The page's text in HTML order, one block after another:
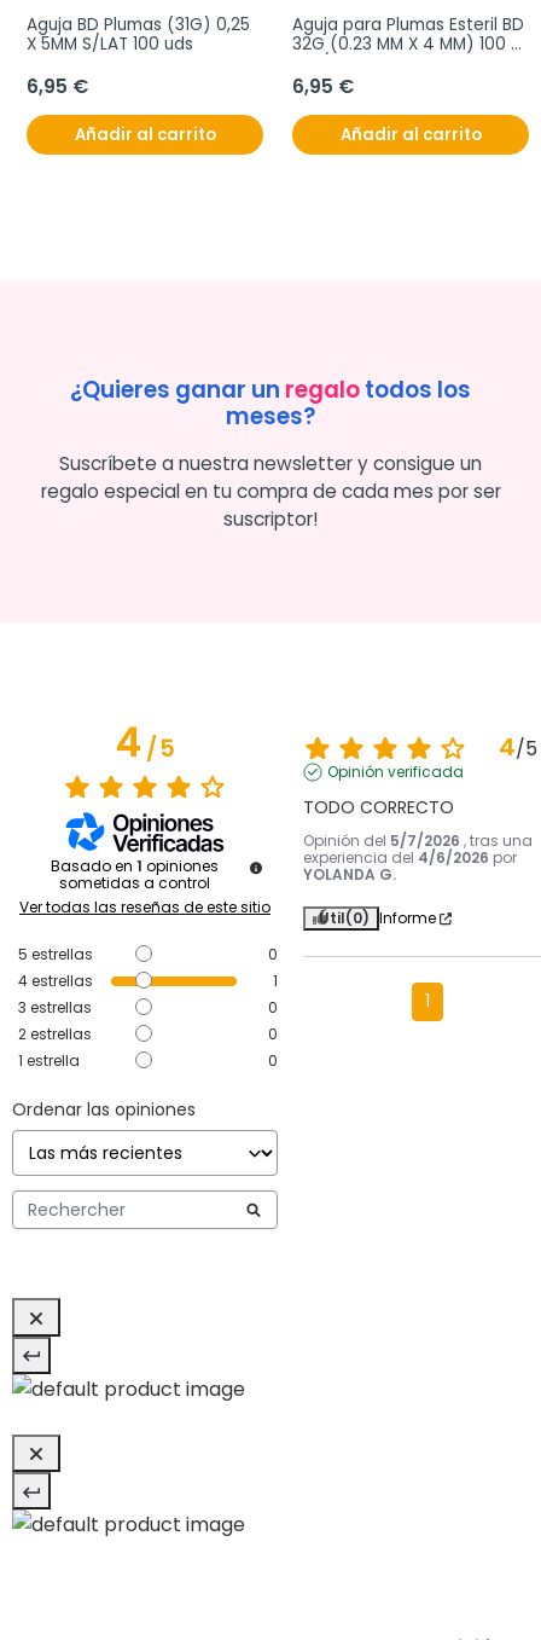
Aguja BD Plumas (31G) 0,25
X 5MM S/LAT 100 uds
6,95 €
Añadir al carrito
Aguja para Plumas Esteril BD
32G (0.23 MM X 4 MM) 100
6,95 €
Añadir al carrito
¿Quieres ganar un regalotodos los
meses?
Suscríbete a nuestra newsletter y consigue un
regalo especial en tu compra de cada mes por ser
suscriptor!
4/5
Basado en 1 opiniones
sometidas a control
Ver todas las reseñas de este sitio
5 estrellas
0
4estrellas
1
3 estrellas
0
2estrellas
0
1 estrella 0
Ordenar las opiniones
4/5
Opinión verificada
TODO CORRECTO
Opinión del 5/7/2026 , tras una
experiencia del 4/6/2026 por
YOLANDA G.
Útil(0) Informe
1